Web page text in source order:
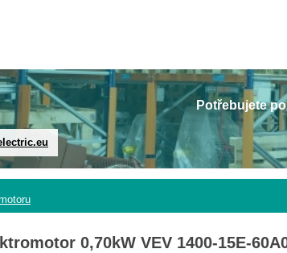
Potřebujete
0,70kW VEV 1400-15E-